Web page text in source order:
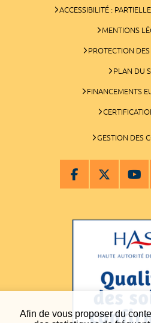
Afin de vous proposer du
ACCESSIBILITÉ :
MENTIONS
PROTECTION
PLAN DU
FINANCEMENTS
GESTION DES